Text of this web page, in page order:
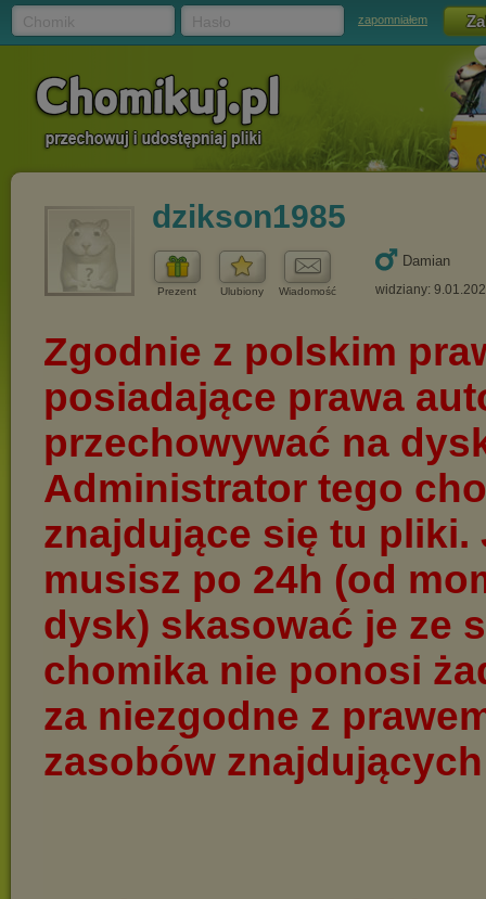
zapomniałem
dzikson1985
Prezent Ulubiony Wiadomość
Damian
widziany: